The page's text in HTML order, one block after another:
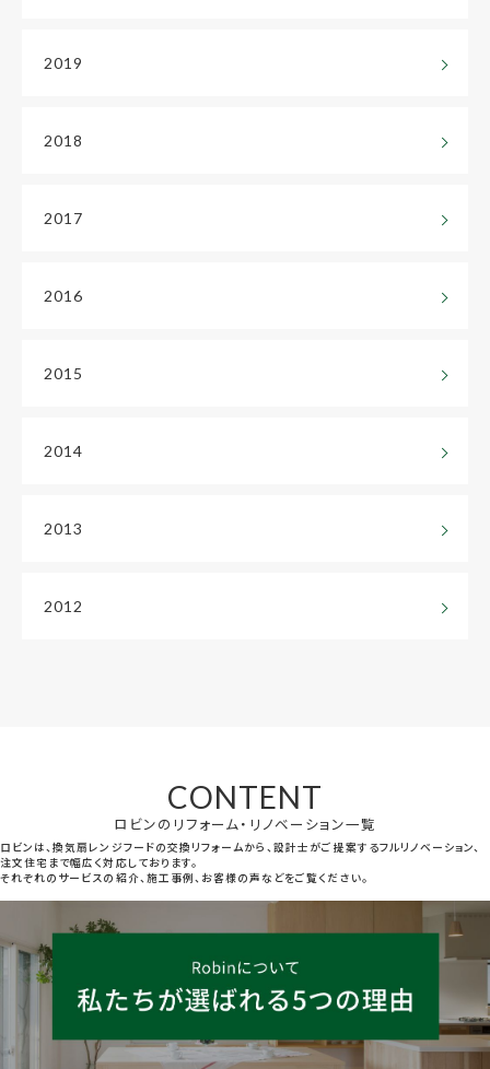
2019
2018
2017
2016
2015
2014
2013
2012
CONTENT
ロビンのリフォーム・リノベーション一覧
ロビンは、換気扇レンジフードの交換リフォームから、設計士がご提案するフルリノベーション、
注文住宅まで幅広く対応しております。
それぞれのサービスの紹介、施工事例、お客様の声などをご覧ください。